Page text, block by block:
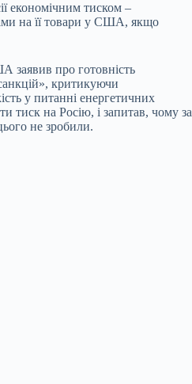
економічним тиском –
на її товари у США, якщо
заявив про готовність
критикуючи
у питанні енергетичних
тиск на Росію, і запитав, чому за
не зробили.